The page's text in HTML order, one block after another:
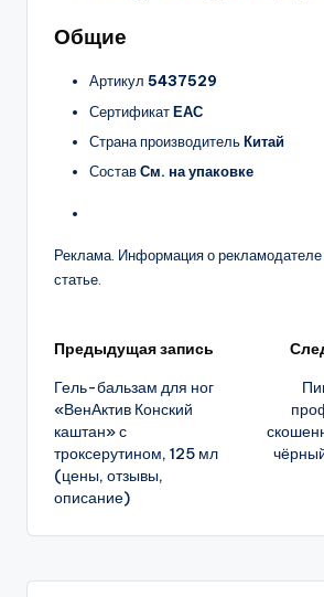
Общие
Артикул 5437529
СертификатЕАС
Страна производительКитай
СоставСм. на упаковке
Реклама. Информация о
статье.
Навигация
записи
Предыдущая запись
Гель-бальзам для ног
«ВенАктив Конский
каштан» с
троксерутином, 125 мл
(цены, отзывы,
описание)